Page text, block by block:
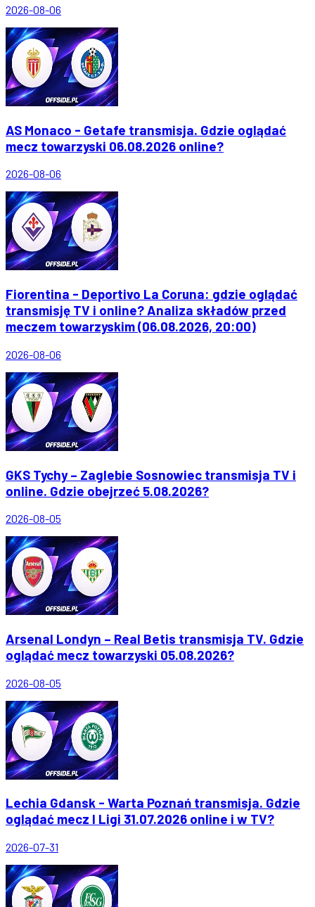
2026-08-06
AS Monaco - Getafe transmisja. Gdzie oglądać
mecz towarzyski 06.08.2026 online?
2026-08-06
Fiorentina - Deportivo La Coruna: gdzie oglądać
transmisję TV i online? Analiza składów przed
meczem towarzyskim (06.08.2026, 20:00)
2026-08-06
GKS Tychy – Zaglebie Sosnowiec transmisja TV i
online. Gdzie obejrzeć 5.08.2026?
2026-08-05
Arsenal Londyn – Real Betis transmisja TV. Gdzie
oglądać mecz towarzyski 05.08.2026?
2026-08-05
Lechia Gdansk - Warta Poznań transmisja. Gdzie
oglądać mecz I Ligi 31.07.2026 online i w TV?
2026-07-31